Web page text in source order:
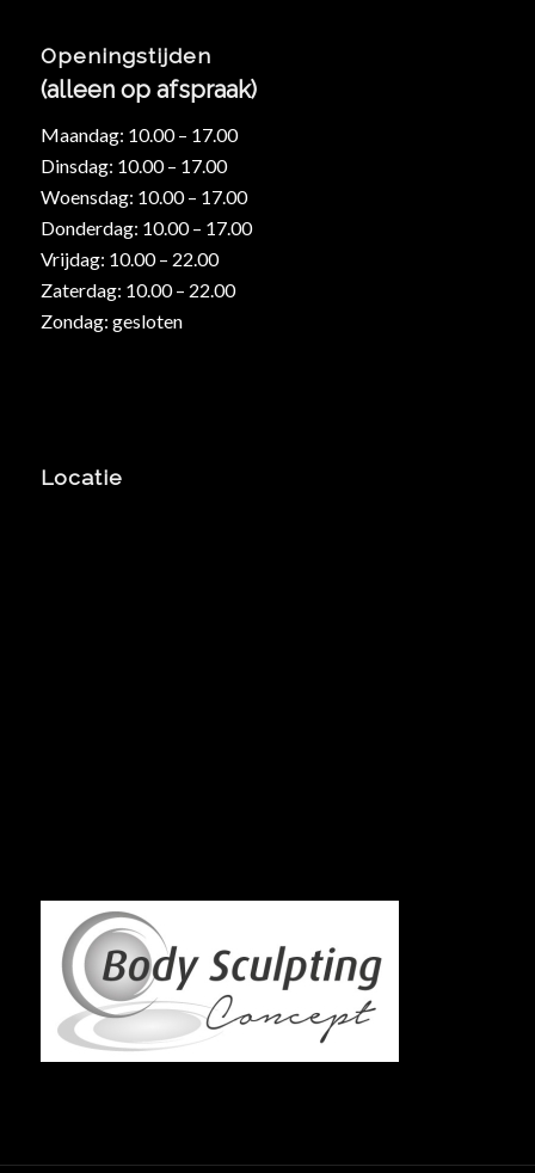
Openingstijden
(alleen op afspraak)
Maandag: 10.00 – 17.00
Dinsdag: 10.00 – 17.00
Woensdag: 10.00 – 17.00
Donderdag: 10.00 – 17.00
Vrijdag: 10.00 – 22.00
Zaterdag: 10.00 – 22.00
Zondag: gesloten
Locatie